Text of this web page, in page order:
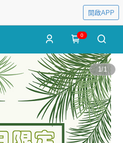
開啟APP
0
1/1